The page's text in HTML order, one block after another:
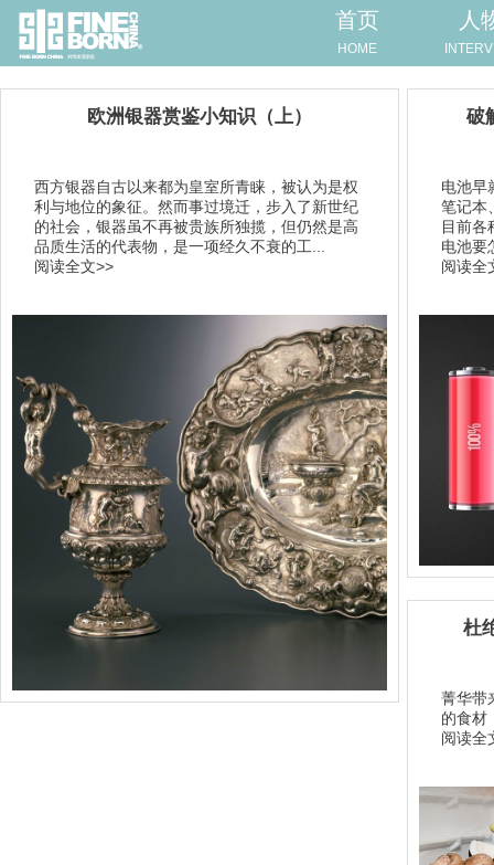
首页
HOME
人
欧洲银器赏鉴小知识（上）
西方银器自古以来都为皇室所青睐，被认为是权
利与地位的象征。然而事过境迁，步入了新世纪
的社会，银器虽不再被贵族所独揽，但仍然是高
品质生活的代表物，是一项经久不衰的工...
阅读全文>>
破
电池早
笔记本
目前各
电池要
阅读全
杜
菁华带
的食材
阅读全